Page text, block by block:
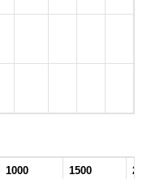
1000
1500 220